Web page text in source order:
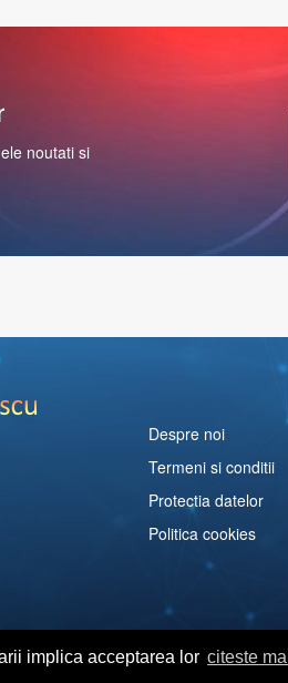
implica acceptarea lor citeste
noutati si
Despre noi
Termeni si conditii
Protectia datelor
Politica cookies